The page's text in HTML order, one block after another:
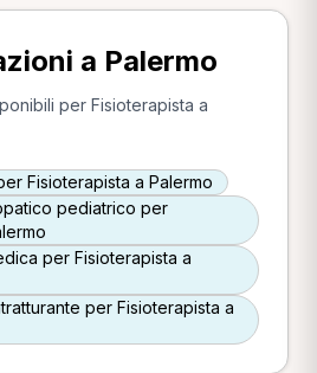
a Palermo
per Fisioterapista a
Fisioterapista a Palermo
pediatrico per
per Fisioterapista a
per Fisioterapista a